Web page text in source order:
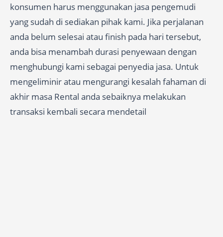
konsumen harus menggunakan jasa pengemudi
yang sudah di sediakan pihak kami. Jika perjalanan
anda belum selesai atau finish pada hari tersebut,
anda bisa menambah durasi penyewaan dengan
menghubungi kami sebagai penyedia jasa. Untuk
mengeliminir atau mengurangi kesalah fahaman di
akhir masa Rental anda sebaiknya melakukan
transaksi kembali secara mendetail